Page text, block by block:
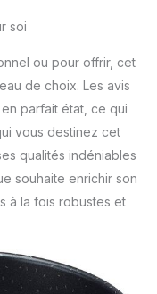
soi
ou pour offrir, cet
de choix. Les avis
parfait état, ce qui
vous destinez cet
qualités indéniables
souhaite enrichir son
à la fois robustes et